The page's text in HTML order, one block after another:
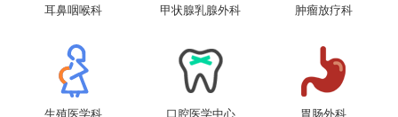
耳鼻咽喉科 甲状腺乳腺外科 肿瘤放疗科
生殖医学科 口腔医学中心 胃肠外科